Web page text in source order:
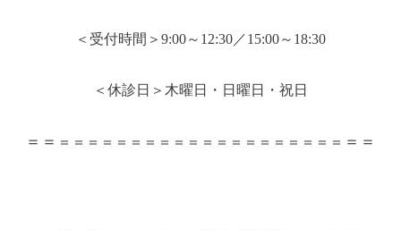
＜受付時間＞ 9:00～ 12:30／15:00～ 18:30
＜休診日＞木曜日・日曜日・祝日
＝＝ ＝＝＝＝＝＝＝＝＝＝＝＝＝＝＝＝＝＝＝＝ ＝＝